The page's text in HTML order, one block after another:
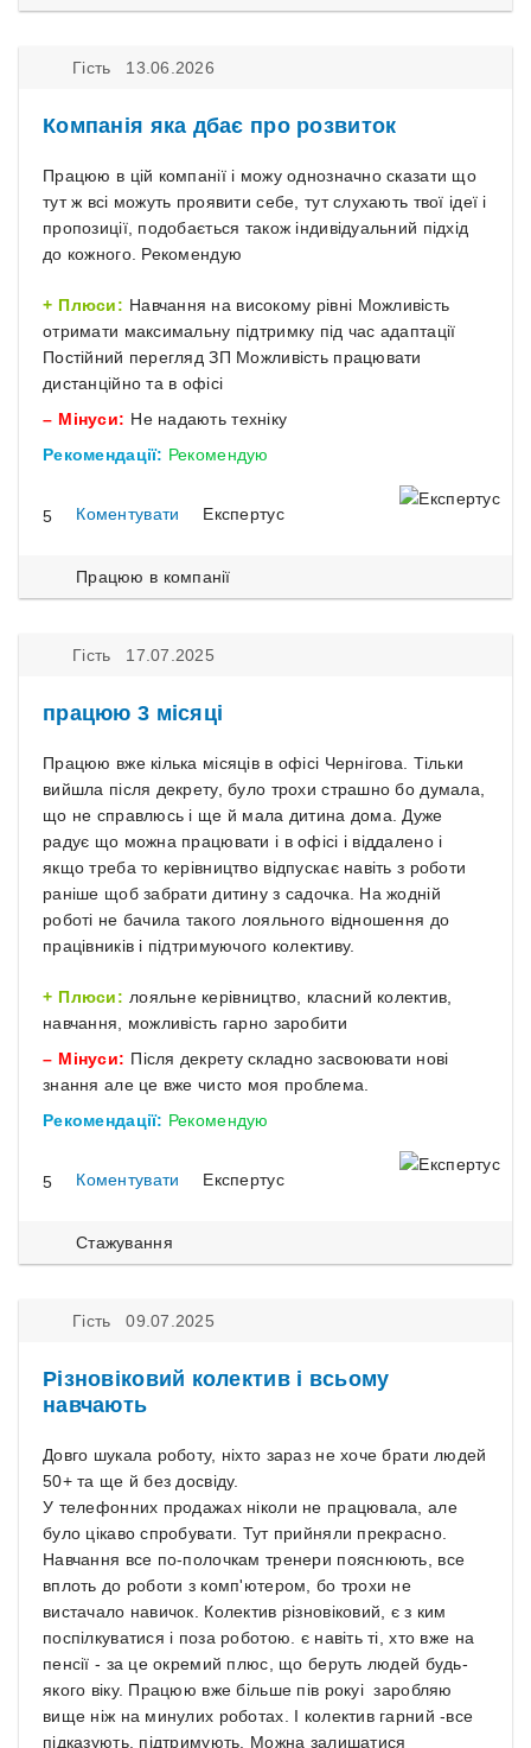
Гість 13.06.2026
Компанія яка дбає про розвиток
Працюю в цій компанії і можу однозначно сказати що
тут ж всі можуть проявити себе, тут слухають твої ідеї і
пропозиції, подобається також індивідуальний підхід
до кожного. Рекомендую
Плюси: Навчання на високому рівні Можливість
отримати максимальну підтримку під час адаптації
Постійний перегляд ЗП Можливість працювати
дистанційно та в офісі
Мінуси: Не надають техніку
Рекомендації: Рекомендую
5 Коментувати Експертус
Працюю в компанії
Гість 17.07.2025
працюю 3 місяці
Працюю вже кілька місяців в офісі Чернігова. Тільки
вийшла після декрету, було трохи страшно бо думала,
що не справлюсь і ще й мала дитина дома. Дуже
радує що можна працювати і в офісі і віддалено і
якщо треба то керівництво відпускає навіть з роботи
раніше щоб забрати дитину з садочка. На жодній
роботі не бачила такого лояльного відношення до
працівників і підтримуючого колективу.
Плюси: лояльне керівництво, класний колектив,
навчання, можливість гарно заробити
Мінуси: Після декрету складно засвоювати нові
знання але це вже чисто моя проблема.
Рекомендації: Рекомендую
5 Коментувати Експертус
Стажування
Гість 09.07.2025
Різновіковий колектив і всьому
навчають
Довго шукала роботу, ніхто зараз не хоче брати людей
50+ та ще й без досвіду.
У телефонних продажах ніколи не працювала, але
було цікаво спробувати. Тут прийняли прекрасно.
Навчання все по-полочкам тренери пояснюють, все
вплоть до роботи з комп'ютером, бо трохи не
вистачало навичок. Колектив різновіковий, є з ким
поспілкуватися і поза роботою. є навіть ті, хто вже на
пенсії - за це окремий плюс, що беруть людей будь-
якого віку. Працюю вже більше пів рокуі заробляю
вище ніж на минулих роботах. І колектив гарний -все
підказують, підтримують. Можна залишатися